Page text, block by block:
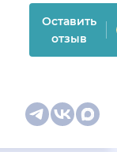
Оставить
отзыв